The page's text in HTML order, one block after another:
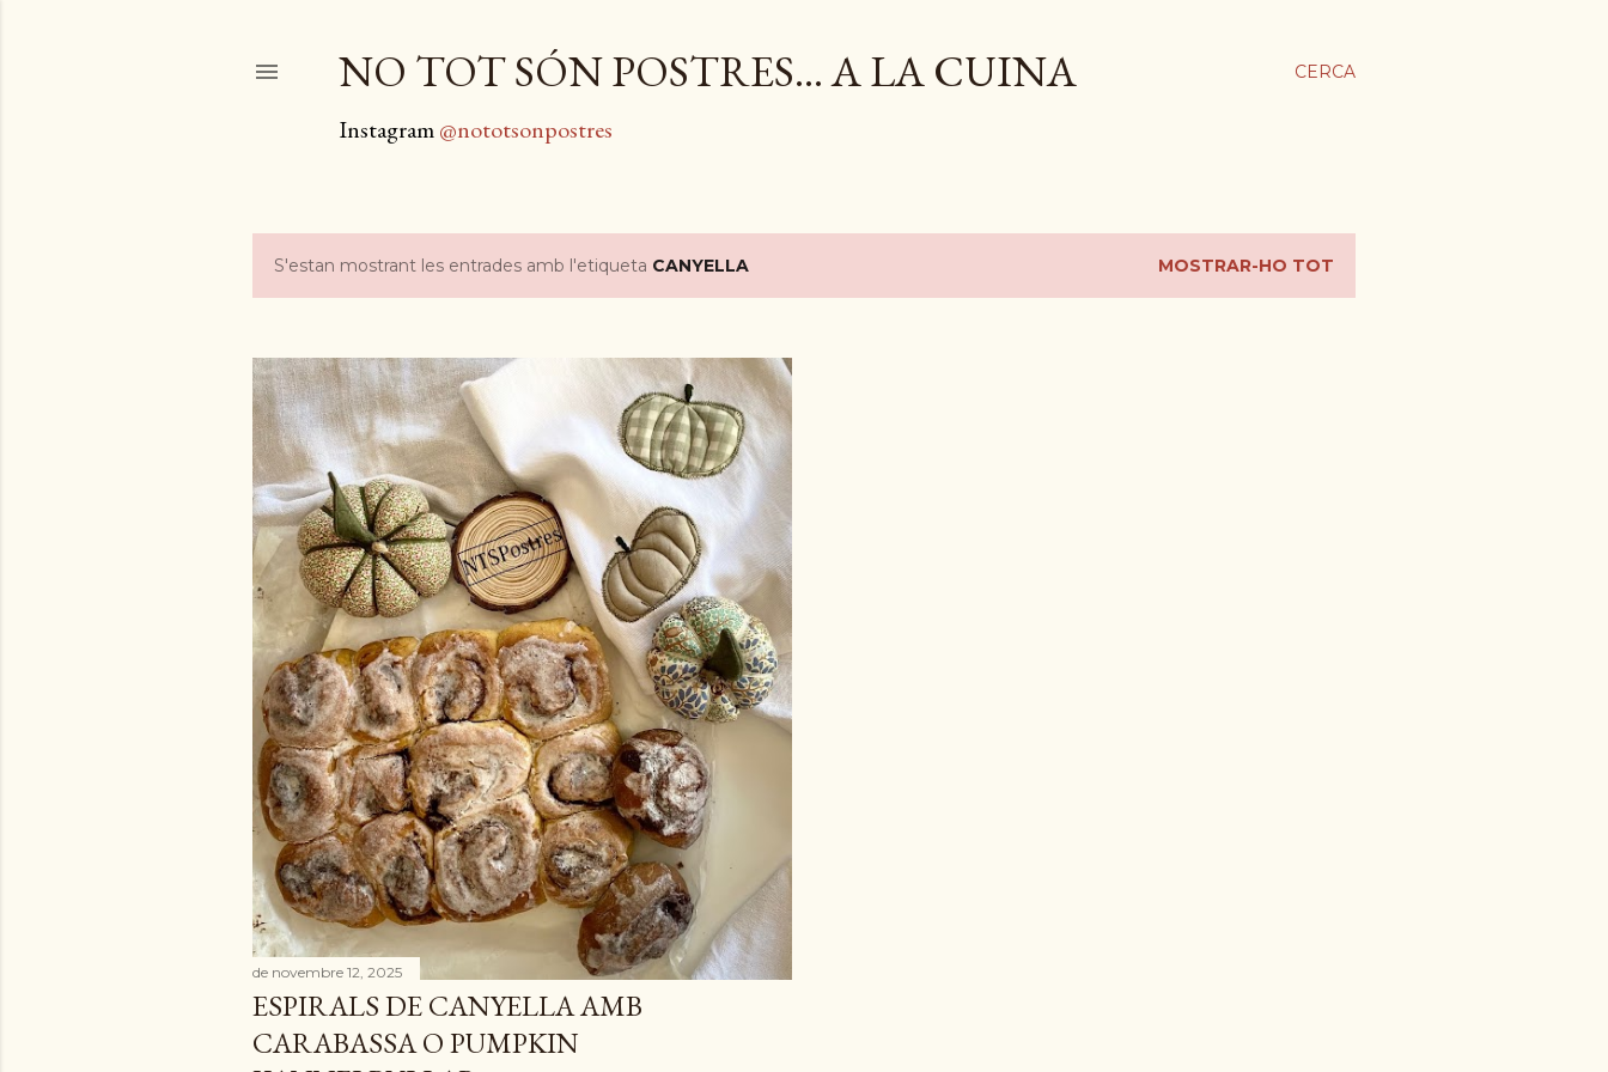
CERCA
NO TOT SÓN POSTRES... A LA CUINA
Instagram@nototsonpostres
E
t
r
a
d
e
s
S'estan mostrant les entrades amb l'etiqueta CANYELLA MOSTRAR-HO TOT
de novembre 12, 2025
ESPIRALS DE CANYELLA AMB
CARABASSA O PUMPKIN